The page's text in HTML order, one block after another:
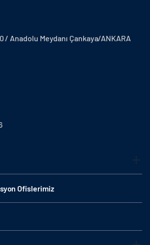
/ Anadolu Meydanı Çankaya/ANKARA
Ofislerimiz